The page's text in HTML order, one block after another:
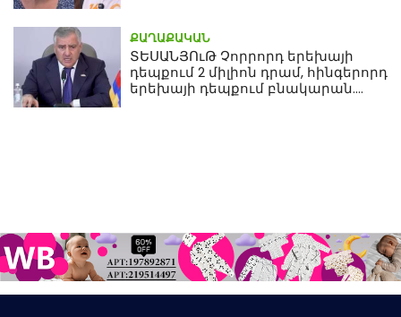
ՔԱՂԱՔԱԿԱՆ
ՏԵՍԱՆՅՈւԹ Չորրորդ երեխայի
դեպքում 2 միլիոն դրամ, հինգերորդ
երեխայի դեպքում բնակարան.